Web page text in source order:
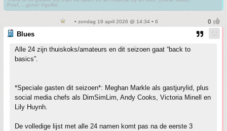
Poef.....gone! ©golfer
• zondag 19 april 2026 @ 14:34 • 6
Blues
Alle 24 zijn thuiskoks/amateurs en dit seizoen gaat “back to
basics”.
*Speciale gasten dit seizoen*: Meghan Markle als gastjurylid, plus
social media chefs als DimSimLim, Andy Cooks, Victoria Minell en
Lily Huynh.
De volledige lijst met alle 24 namen komt pas na de eerste 3